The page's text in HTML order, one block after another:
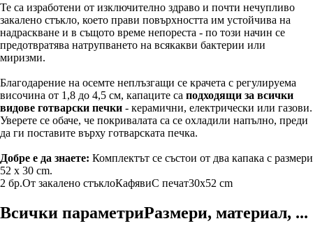
Те са изработени от изключително здраво и почти нечупливо
закалено стъкло, което прави повърхността им устойчива на
надраскване и в същото време непореста - по този начин се
предотвратява натрупването на всякакви бактерии или
миризми.
Благодарение на осемте неплъзгащи се крачета с регулируема
височина от 1,8 до 4,5 см, капаците са подходящи за всички
видове готварски печки - керамични, електрически или газови.
Уверете се обаче, че покривалата са се охладили напълно, преди
да ги поставите върху готварската печка.
Добре е да знаете: Комплектът се състои от два капака с размери
52 x 30 cm.
2 бр.От закалено стъклоКафявиС печат30x52 cm
Всички параметриРазмери, материал, ...